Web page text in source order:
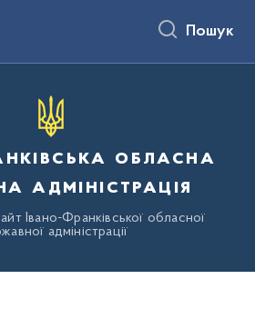
Пошук
обласна
адміністрація
Івано-Франківської обласної
адміністрації